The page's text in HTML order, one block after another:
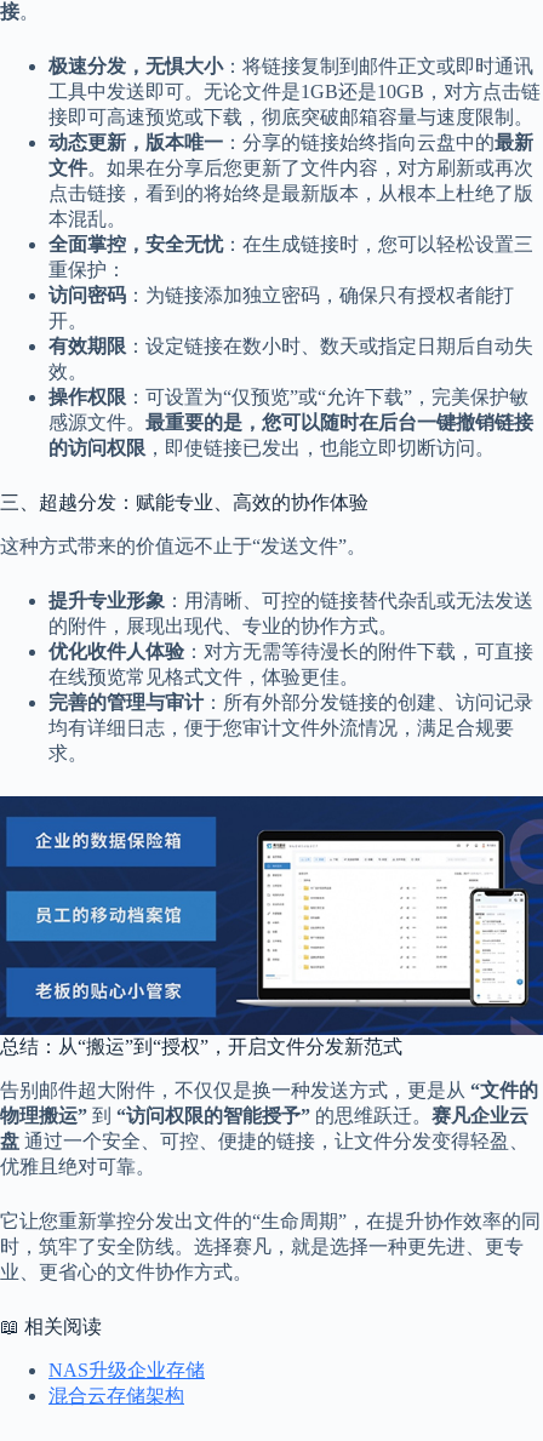
接。
极速分发，无惧大小：将链接复制到邮件正文或即时通讯
工具中发送即可。无论文件是1GB还是10GB，对方点击链
接即可高速预览或下载，彻底突破邮箱容量与速度限制。
动态更新，版本唯一 ：分享的链接始终指向云盘中的最新
文件。如果在分享后您更新了文件内容，对方刷新或再次
点击链接，看到的将始终是最新版本，从根本上杜绝了版
本混乱。
全面掌控，安全无忧：在生成链接时，您可以轻松设置三
重保护：
访问密码 ：为链接添加独立密码，确保只有授权者能打
开。
有效期限 ：设定链接在数小时、数天或指定日期后自动失
效。
操作权限 ：可设置为“仅预览”或“允许下载”，完美保护敏
感源文件。 最重要的是，您可以随时在后台一键撤销链接
的访问权限 ，即使链接已发出，也能立即切断访问。
三、超越分发：赋能专业、高效的协作体验
这种方式带来的价值远不止于“发送文件”。
提升专业形象 ：用清晰、可控的链接替代杂乱或无法发送
的附件，展现出现代、专业的协作方式。
优化收件人体验 ：对方无需等待漫长的附件下载，可直接
在线预览常见格式文件，体验更佳。
完善的管理与审计：所有外部分发链接的创建、访问记录
均有详细日志，便于您审计文件外流情况，满足合规要
求。
总结：从“搬运”到“授权”，开启文件分发新范式
告别邮件超大附件，不仅仅是换一种发送方式，更是从 “文件的
物理搬运” 到 “访问权限的智能授予” 的思维跃迁。 赛凡企业云
盘 通过一个安全、可控、便捷的链接，让文件分发变得轻盈、
优雅且绝对可靠。
它让您重新掌控分发出文件的“生命周期”，在提升协作效率的同
时，筑牢了安全防线。选择赛凡，就是选择一种更先进、更专
业、更省心的文件协作方式。
📖 相关阅读
NAS升级企业存储
混合云存储架构